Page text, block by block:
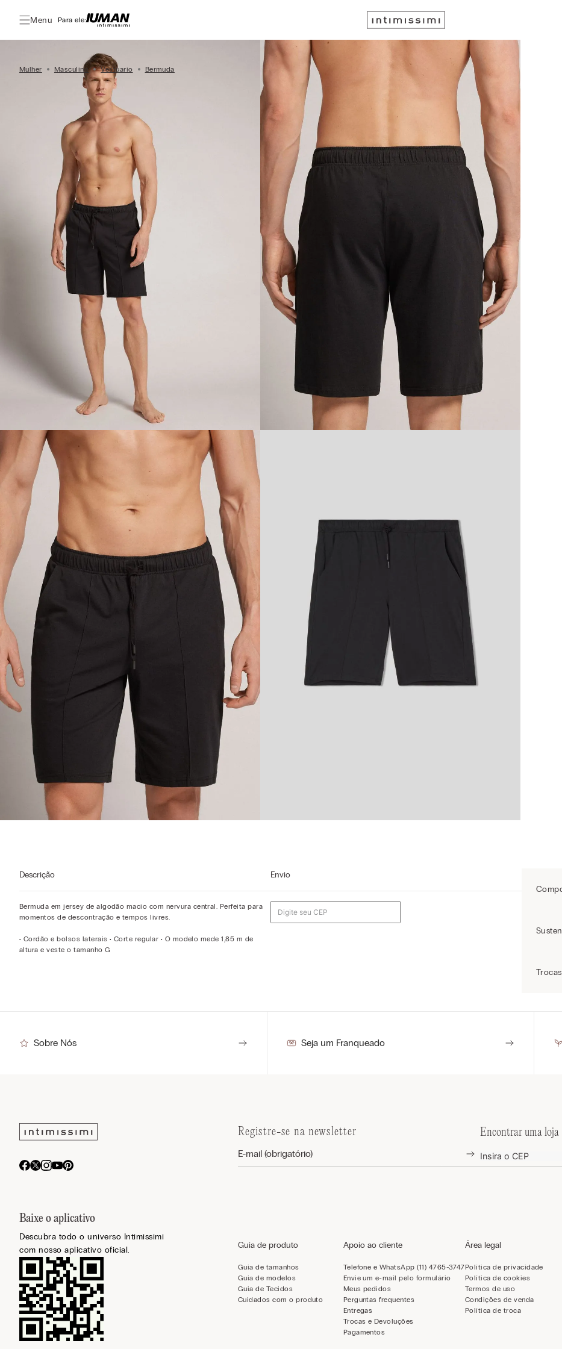
Menu Para ele:
Mulher Masculino Vestuario Bermuda
Descrição
Bermuda em jersey de algodão macio com nervura central. Perfeita para
momentos de descontração e tempos livres.
• Cordão e bolsos laterais • Corte regular • O modelo mede 1,85 m de
altura e veste o tamanho G
Envio
Sobre Nós Seja um Franqueado
Baixe o aplicativo
Descubra todo o universo Intimissimi
com nosso aplicativo oficial.
Registre-se na newsletter Encontrar uma loja
Guia de produto
Guia de tamanhos
Guia de modelos
Guia de Tecidos
Cuidados com o produto
Apoio ao cliente
Telefone e WhatsApp (11) 4765-3747
Envie um e-mail pelo formulário
Meus pedidos
Perguntas frequentes
Entregas
Trocas e Devoluções
Pagamentos
Área legal
Política de privacidade
Política de cookies
Termos de uso
Condições de venda
Política de troca